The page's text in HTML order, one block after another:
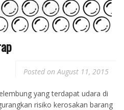
Posted onAugust 11, 2015
yang terdapat udara di
risiko kerosakan barang